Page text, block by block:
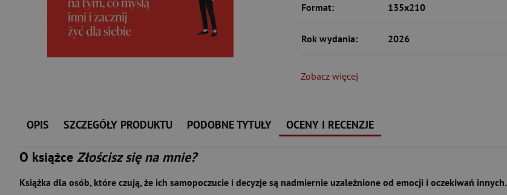
Format: 135x210
Rok wydania: 2026
Zobacz więcej
OPIS SZCZEGÓŁY PRODUKTU PODOBNE TYTUŁY OCENY I RECENZJE
O książce Złościsz się na mnie?
Książka dla osób, które czują, że ich samopoczucie i decyzje są nadmiernie uzależnione od emocji i oczekiwań innych.